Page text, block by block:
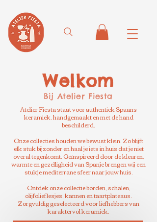
Welkom
Bij Atelier Fiesta
Atelier Fiesta staat voor authentiek Spaans
keramiek, handgemaakt en met de hand
beschilderd.
Onze collecties houden we bewust klein. Zo blijft
elk stuk bijzonder en haal je iets in huis dat je niet
overal tegenkomt. Geïnspireerd door de kleuren,
warmte en gezelligheid van Spanje brengen wij een
stukje mediterrane sfeer naar jouw huis.
Ontdek onze collectie borden, schalen,
olijfolieflesjes, kannen en taartplateaus.
Zorgvuldig geselecteerd voor liefhebbers van
karaktervol keramiek.